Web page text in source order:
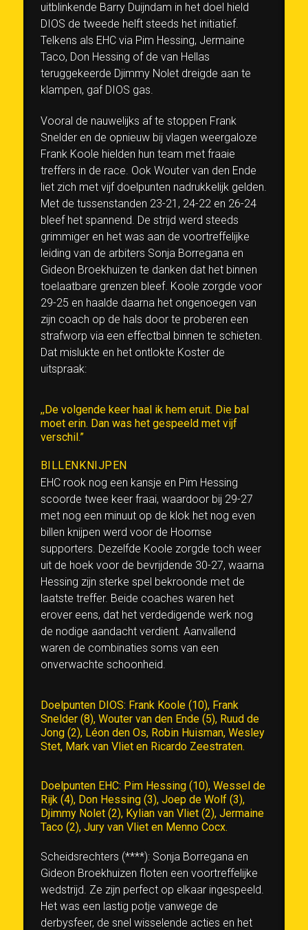
uitblinkende Barry Duijndam in het doel hield
DIOS de tweede helft steeds het initiatief.
Telkens als EHC via Pim Hessing, Jermaine
Taco, Don Hessing of de van Hellas
teruggekeerde Djimmy Nolet dreigde aan te
klampen, gaf DIOS gas.
Vooral de nauwelijks af te stoppen Frank
Snelder en de opnieuw bij vlagen weergaloze
Frank Koole hielden hun team met fraaie
treffers in de race. Ook Wouter van den Ende
liet zich met vijf doelpunten nadrukkelijk gelden.
Met de tussenstanden 23-21, 24-22 en 26-24
bleef het spannend. De strijd werd steeds
grimmiger en het was aan de voortreffelijke
leiding van de arbiters Sonja Borregana en
Gideon Broekhuizen te danken dat het binnen
toelaatbare grenzen bleef. Koole zorgde voor
29-25 en haalde daarna het ongenoegen van
zijn coach op de hals door te proberen een
strafworp via een effectbal binnen te schieten.
Dat mislukte en het ontlokte Koster de
uitspraak:
,,De volgende keer haal ik hem eruit. Die bal
moet erin. Dan was het gespeeld met vijf
verschil.”
BILLENKNIJPEN
EHC rook nog een kansje en Pim Hessing
scoorde twee keer fraai, waardoor bij 29-27
met nog een minuut op de klok het nog even
billen knijpen werd voor de Hoornse
supporters. Dezelfde Koole zorgde toch weer
uit de hoek voor de bevrijdende 30-27, waarna
Hessing zijn sterke spel bekroonde met de
laatste treffer. Beide coaches waren het
erover eens, dat het verdedigende werk nog
de nodige aandacht verdient. Aanvallend
waren de combinaties soms van een
onverwachte schoonheid.
Doelpunten DIOS: Frank Koole (10), Frank
Snelder (8), Wouter van den Ende (5), Ruud de
Jong (2), Léon den Os, Robin Huisman, Wesley
Stet, Mark van Vliet en Ricardo Zeestraten.
Doelpunten EHC: Pim Hessing (10), Wessel de
Rijk (4), Don Hessing (3), Joep de Wolf (3),
Djimmy Nolet (2), Kylian van Vliet (2), Jermaine
Taco (2), Jury van Vliet en Menno Cocx.
Scheidsrechters (****): Sonja Borregana en
Gideon Broekhuizen floten een voortreffelijke
wedstrijd. Ze zijn perfect op elkaar ingespeeld.
Het was een lastig potje vanwege de
derbysfeer, de snel wisselende acties en het